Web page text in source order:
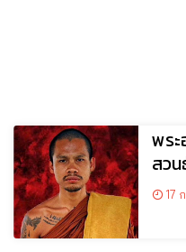
พร
สว
จ.สุ
17